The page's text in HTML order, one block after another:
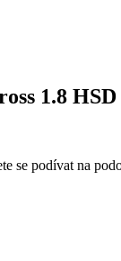
1.8
se podívat na